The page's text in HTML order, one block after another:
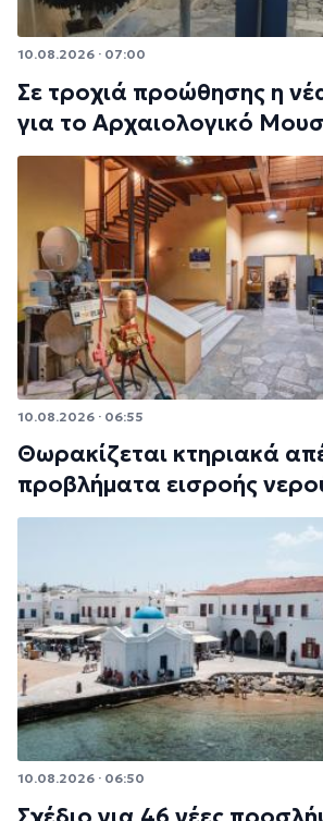
10.08.2026 · 07:00
Σε τροχιά προώθησης η
για το Αρχαιολογικό
10.08.2026 · 06:55
Θωρακίζεται κτηριακά
προβλήματα εισροής
10.08.2026 · 06:50